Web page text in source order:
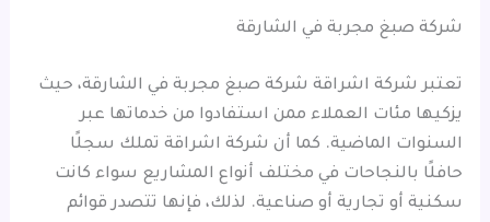
شركة صبغ مجربة في الشارقة
تعتبر شركة اشراقة شركة صبغ مجربة في الشارقة، حيث
يزكيها مئات العملاء ممن استفادوا من خدماتها عبر
السنوات الماضية. كما أن شركة اشراقة تملك سجلًا
حافلًا بالنجاحات في مختلف أنواع المشاريع سواء كانت
سكنية أو تجارية أو صناعية. لذلك، فإنها تتصدر قوائم